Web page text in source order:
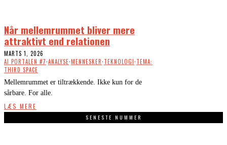
Når mellemrummet bliver mere
attraktivt end relationen
MARTS 1, 2026
AI PORTALEN #7·ANALYSE·MENNESKER·TEKNOLOGI·TEMA:
THIRD SPACE
Mellemrummet er tiltrækkende. Ikke kun for de
sårbare. For alle.
LÆS MERE
SENESTE NUMMER